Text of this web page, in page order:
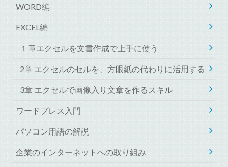
WORD編
EXCEL編
１章エクセルを文書作成で上手に使う
2章 エクセルのセルを、方眼紙の代わりに活用する
3章 エクセルで画像入り文章を作るスキル
ワードプレス入門
パソコン用語の解説
企業のインターネットへの取り組み